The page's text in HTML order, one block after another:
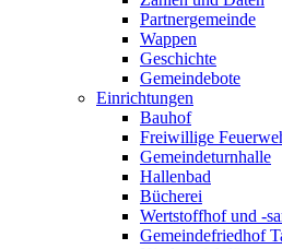
Partnergemeinde
Wappen
Geschichte
Gemeindebote
Einrichtungen
Bauhof
Freiwillige
Gemeindeturnhalle
Hallenbad
Bücherei
Wertstoffhof und -
Gemeindefriedhof